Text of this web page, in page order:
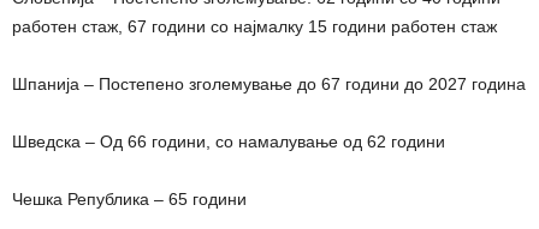
работен стаж, 67 години со најмалку 15 години работен стаж
Шпанија – Постепено зголемување до 67 години до 2027 година
Шведска – Од 66 години, со намалување од 62 години
Чешка Република – 65 години